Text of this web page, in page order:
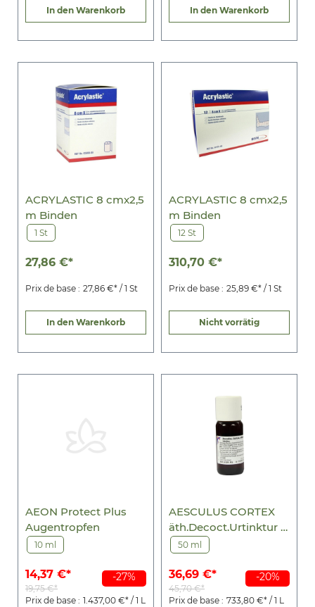
In den Warenkorb In den Warenkorb
ACRYLASTIC 8 cmx2,5
m Binden
1 St
27,86 €*
Prix de base : 27,86 €* / 1 St
In den Warenkorb
ACRYLASTIC 8 cmx2,5
m Binden
12 St
310,70 €*
Prix de base : 25,89 €* / 1 St
Nicht vorrätig
-27%
AEON Protect Plus
Augentropfen
10 ml
14,37 €*
19,75 €*
Prix de base : 1.437,00 €* / 1 L
-20%
AESCULUS CORTEX
äth.Decoct.Urtinktur D
1 50 ml
36,69 €*
45,70 €*
Prix de base : 733,80 €* / 1 L